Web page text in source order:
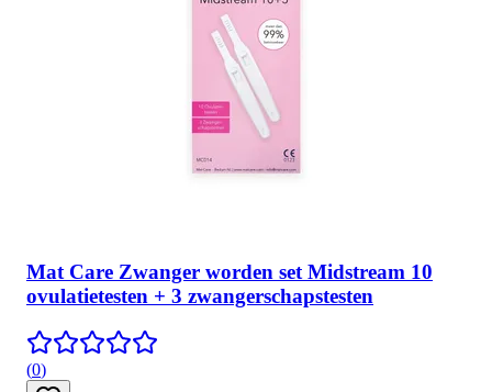
Mat Care Zwanger worden set Midstream 10
ovulatietesten + 3 zwangerschapstesten
(0)